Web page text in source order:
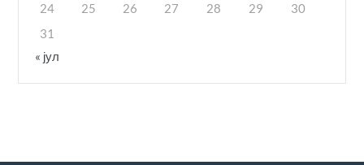
24
25 26 27 28 29
30
31
« јул